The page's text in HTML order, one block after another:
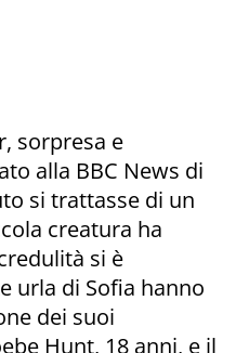
sorpresa e
alla BBC News di
si trattasse di un
creatura ha
si è
urla di Sofia hanno
dei suoi
Hunt, 18 anni, e il